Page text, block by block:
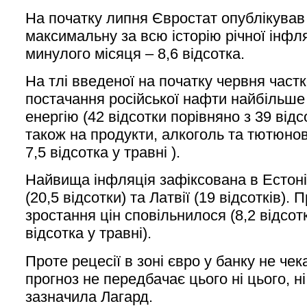
На початку липня Євростат опублікував
максимальну за всю історію річної
минулого місяця – 8,6 відсотка.
На тлі введеної на початку червня
постачання російської нафти
енергію (42 відсотки порівняно з 39
також на продукти, алкоголь та
7,5 відсотка у травні ).
Найвища інфляція зафіксована в
(20,5 відсотки) та Латвії (19 відсотків).
зростання цін сповільнилося (8,2
відсотка у травні).
Проте рецесії в зоні євро у банку не
прогноз не передбачає цього ні цього,
зазначила Лагард.